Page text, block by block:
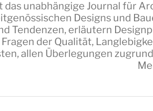
das unabhängige Journal für
Designs und
Tendenzen, erläutern
der Qualität,
allen Überlegungen